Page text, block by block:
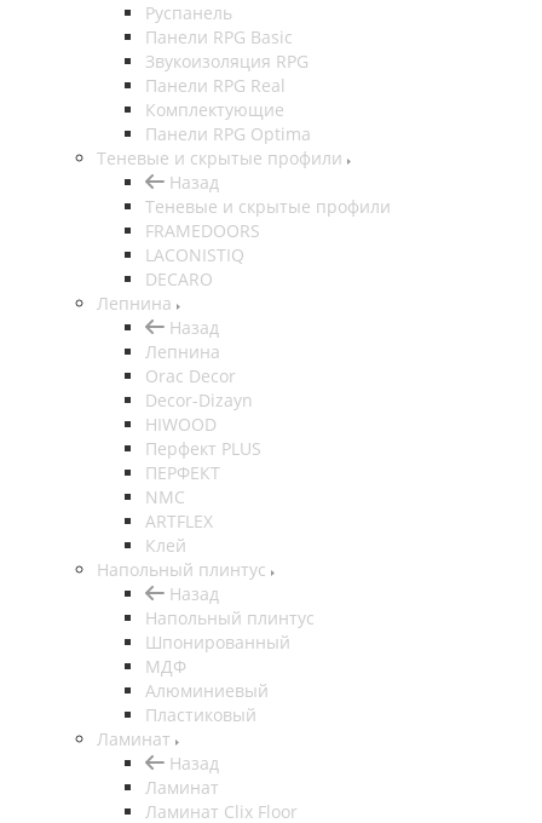
Руспанель
Панели RPG Basic
Звукоизоляция RPG
Панели RPG Real
Комплектующие
Панели RPG Optima
Теневые и скрытые профили
Назад
Теневые и скрытые профили
FRAMEDOORS
LACONISTIQ
DECARO
Лепнина
Назад
Лепнина
Orac Decor
Decor-Dizayn
HIWOOD
Перфект PLUS
ПЕРФЕКТ
NMC
ARTFLEX
Клей
Напольный плинтус
Назад
Напольный плинтус
Шпонированный
МДФ
Алюминиевый
Пластиковый
Ламинат
Назад
Ламинат
Ламинат Clix Floor